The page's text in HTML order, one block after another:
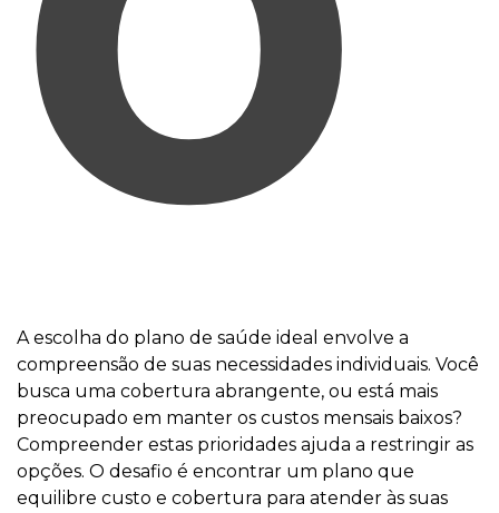
A escolha do plano de saúde ideal envolve a
compreensão de suas necessidades individuais. Você
busca uma cobertura abrangente, ou está mais
preocupado em manter os custos mensais baixos?
Compreender estas prioridades ajuda a restringir as
opções. O desafio é encontrar um plano que
equilibre custo e cobertura para atender às suas